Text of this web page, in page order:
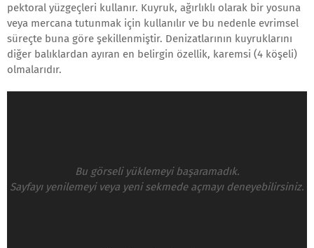
pektoral yüzgeçleri kullanır. Kuyruk, ağırlıklı olarak bir yosuna
veya mercana tutunmak için kullanılır ve bu nedenle evrimsel
süreçte buna göre şekillenmiştir. Denizatlarının kuyruklarını
diğer balıklardan ayıran en belirgin özellik, karemsi (4 köşeli)
olmalarıdır.
Bu görseli yüklemeyi başaramadık.
Sayfayı yenilemeyi veya yeni sekmede açmayı deneyebilirsiniz.